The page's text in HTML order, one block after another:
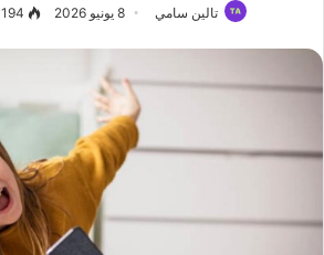
تالين سامي 8 يونيو 2026 194